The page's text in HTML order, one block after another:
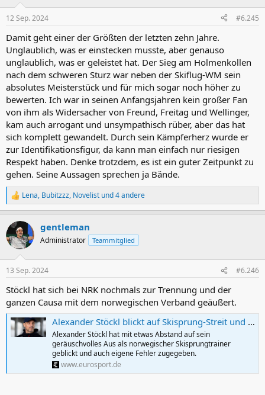
e
:
12 Sep. 2024 #6.245
Damit geht einer der Größten der letzten zehn Jahre.
Unglaublich, was er einstecken musste, aber genauso
unglaublich, was er geleistet hat. Der Sieg am Holmenkollen
nach dem schweren Sturz war neben der Skiflug-WM sein
absolutes Meisterstück und für mich sogar noch höher zu
bewerten. Ich war in seinen Anfangsjahren kein großer Fan
von ihm als Widersacher von Freund, Freitag und Wellinger,
kam auch arrogant und unsympathisch rüber, aber das hat
sich komplett gewandelt. Durch sein Kämpferherz wurde er
zur Identifikationsfigur, da kann man einfach nur riesigen
Respekt haben. Denke trotzdem, es ist ein guter Zeitpunkt zu
gehen. Seine Aussagen sprechen ja Bände.
R
e
k
t
i
e
:
Lena, Bubitzzz, Novelist und 4 andere
gentleman
Administrator Teammitglied
13 Sep. 2024 #6.246
Stöckl hat sich bei NRK nochmals zur Trennung und der
ganzen Causa mit dem norwegischen Verband geäußert.
Alexander Stöckl blickt auf Skisprung-Streit und Aus als norwegischer Trainer zurück: "Viel an Gewicht verloren" - Eurosport
Alexander Stöckl hat mit etwas Abstand auf sein
geräuschvolles Aus als norwegischer Skisprungtrainer
geblickt und auch eigene Fehler zugegeben.
www.eurosport.de